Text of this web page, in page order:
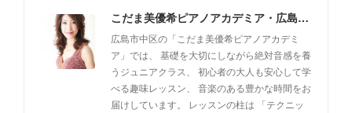
こだま美優希ピアノアカデミア・広島市中区
広島市中区の「こだま美優希ピアノアカデミ
ア」では、 基礎を大切にしながら絶対音感を養
うジュニアクラス、 初心者の大人も安心して学
べる趣味レッスン、 音楽のある豊かな時間をお
届けしています。 レッスンの柱は 「テクニッ